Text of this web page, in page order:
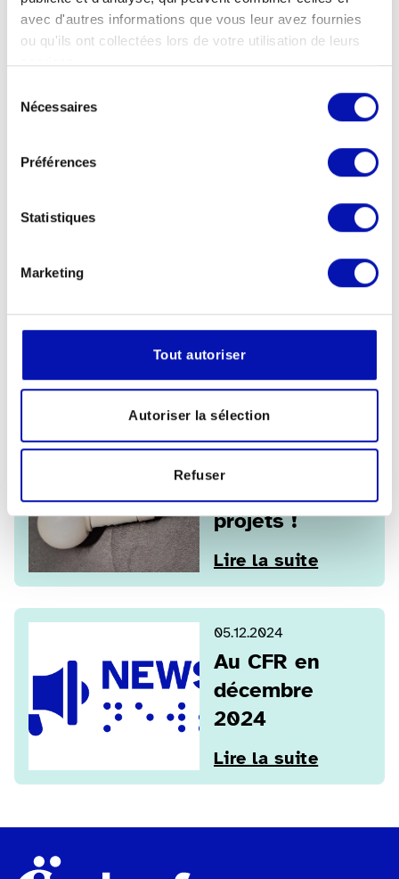
avec d'autres informations que vous leur avez fournies
ou qu'ils ont collectées lors de votre utilisation de leurs
services.
Nécessaires
Préférences
Statistiques
Marketing
Tout autoriser
Autoriser la sélection
Refuser
Atelier, apéro
et loto de
Pâques
Première table
07.02.2025
2025 :
nouvelle
projets !
Lire la suite
05.12.2024
Au CFR en
décembre
2024
Lire la suite